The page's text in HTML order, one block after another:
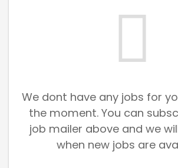
We dont have any jobs for
the moment. You can
job mailer above and we
when new jobs are